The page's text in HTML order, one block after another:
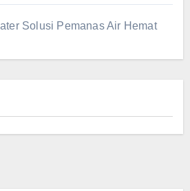
Solusi Pemanas Air Hemat